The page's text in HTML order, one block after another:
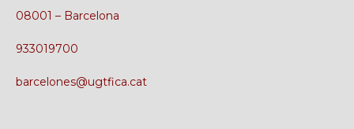
08001 – Barcelona
933019700
barcelones@ugtfica.cat